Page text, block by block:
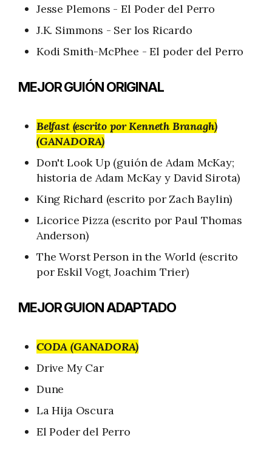
Jesse Plemons - El Poder del Perro
J.K. Simmons - Ser los Ricardo
Kodi Smith-McPhee - El poder del Perro
MEJOR GUIÓN ORIGINAL
Belfast (escrito por Kenneth Branagh)
(GANADORA)
Don't Look Up (guión de Adam McKay;
historia de Adam McKay y David Sirota)
King Richard (escrito por Zach Baylin)
Licorice Pizza (escrito por Paul Thomas
Anderson)
The Worst Person in the World (escrito
por Eskil Vogt, Joachim Trier)
MEJOR GUION ADAPTADO
CODA (GANADORA)
Drive My Car
Dune
La Hija Oscura
El Poder del Perro